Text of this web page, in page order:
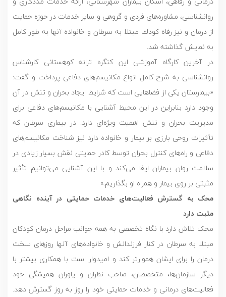
روانشناسی، مشاوره‌های فردی و گروهی و ساير خدمات در حوزه حمايت
از درمان و نيز رفاه كودك مبتلا به سرطان و خانواده آنها به طور كامل
به نمايش گذاشته شد.
در آخرین کارگاه آموزشی این کنگره ترانه کوهستانی کارشناس
روانشناسی به شرح کامل انواع مکانیسم‌های دفاعی پرداخت و گفت:
«بیمارستان‌ یکی از فضاهایی است که شرایط ایجاد بحران و تنش در آن
وجود دارد بنابراین در این محیط آشنایی با مکانیسم‌های دفاعی برای
مدیریت بحران و تنش اهمیت ویژه‌ای دارد. در بیماری سرطان که
تأثیرات روحی بارزی بر بیمار و خانواده دارد نیز شناخت مکانیسم‌های
دفاعی و راه‌های کنترل بحران توسط کادر حمایتی نقش بسیار زیادی در
سلامت روان بیماران ایفا می‌کند و با این آشنایی می‌توانیم تأثیر
مثبتی بر روی بیمار و همراه او بگذاریم.»
محک به گسترش فعالیت‌های خدمات حمایتی در آینده نگاهی
مثبت دارد
محک تلاش دارد با نگاه تخصصی به همه جوانب مراحل درمان کودکان
مبتلا به سرطان در کنار فرزندانش و خانواده‌های آنها روزهای سخت
درمان را برای ايشان هموارتر کند و امیدوار است با همکاری بیشتر با
دیگر سازمان‌ها، متخصصان، صاحب نظران و یاوران همیشگی خود
فعالیت‌های درمانی و خدمات حمایتی خود را روز به روز گسترش دهد.